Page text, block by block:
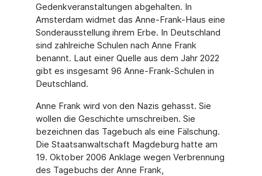
Gedenkveranstaltungen abgehalten. In
Amsterdam widmet das Anne-Frank-Haus eine
Sonderausstellung ihrem Erbe. In Deutschland
sind zahlreiche Schulen nach Anne Frank
benannt. Laut einer Quelle aus dem Jahr 2022
gibt es insgesamt 96 Anne-Frank-Schulen in
Deutschland.
Anne Frank wird von den Nazis gehasst. Sie
wollen die Geschichte umschreiben. Sie
bezeichnen das Tagebuch als eine Fälschung.
Die Staatsanwaltschaft Magdeburg hatte am
19. Oktober 2006 Anklage wegen Verbrennung
des Tagebuchs der Anne Frank,